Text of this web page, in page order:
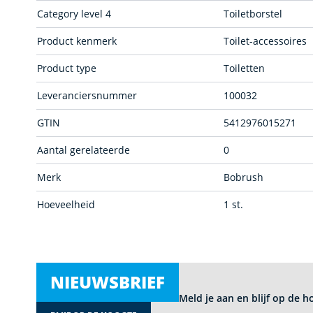
Leveranciersnummer 100032
GTIN 5412976015271
Aantal gerelateerde 0
Merk Bobrush
Hoeveelheid 1 st.
NIEUWSBRIEF
Meld je aan en blijf op de